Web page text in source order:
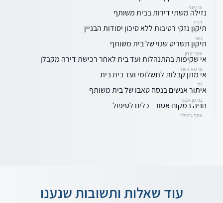
ערן שני
נזילה משתי דירות בבית משותף
דנית
תיקון נזקי רטיבות ללא סיכון יסודות הבניין
נאור
תיקון תשריט שגוי של בית משותף
אטר יונתן
אי שקיפות בהתנהלות ועד בית לאחר רכישת דירה מקבלן
נורמא דאוד
אי מתן קבלות לתשלומי ועד בית בית
גלי
איתור אנשים בנסח טאבו של בית משותף
בורמן אבנר
חניה במקום אסור - כלים לטיפול
אסף גרטלר
עוד שאלות ותשובות שנענו